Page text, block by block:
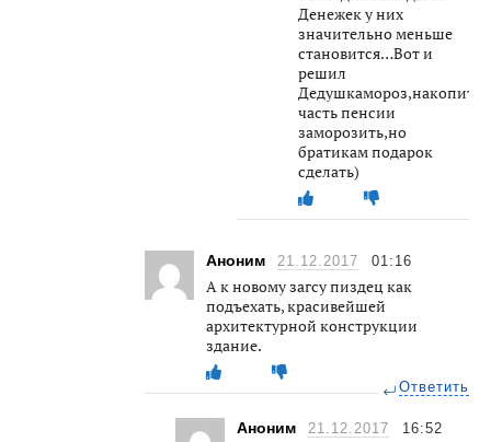
Денежек у них
значительно меньше
становится…Вот и
решил
часть пенсии
заморозить,но
братикам подарок
сделать)
Аноним 21.12.2017 01:16
А к новому загсу пиздец как
подъехать, красивейшей
архитектурной конструкции
здание.
Ответить
Аноним 21.12.2017 16:52